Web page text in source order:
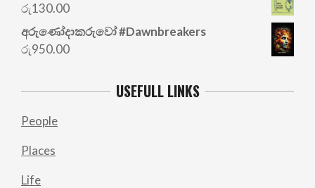
රු130.00
අරු‍ණෝදාකරුවෝ #Dawnbreakers
රු950.00
USEFULL LINKS
People
Places
Life